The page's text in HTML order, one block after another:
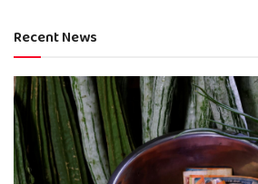
Recent News